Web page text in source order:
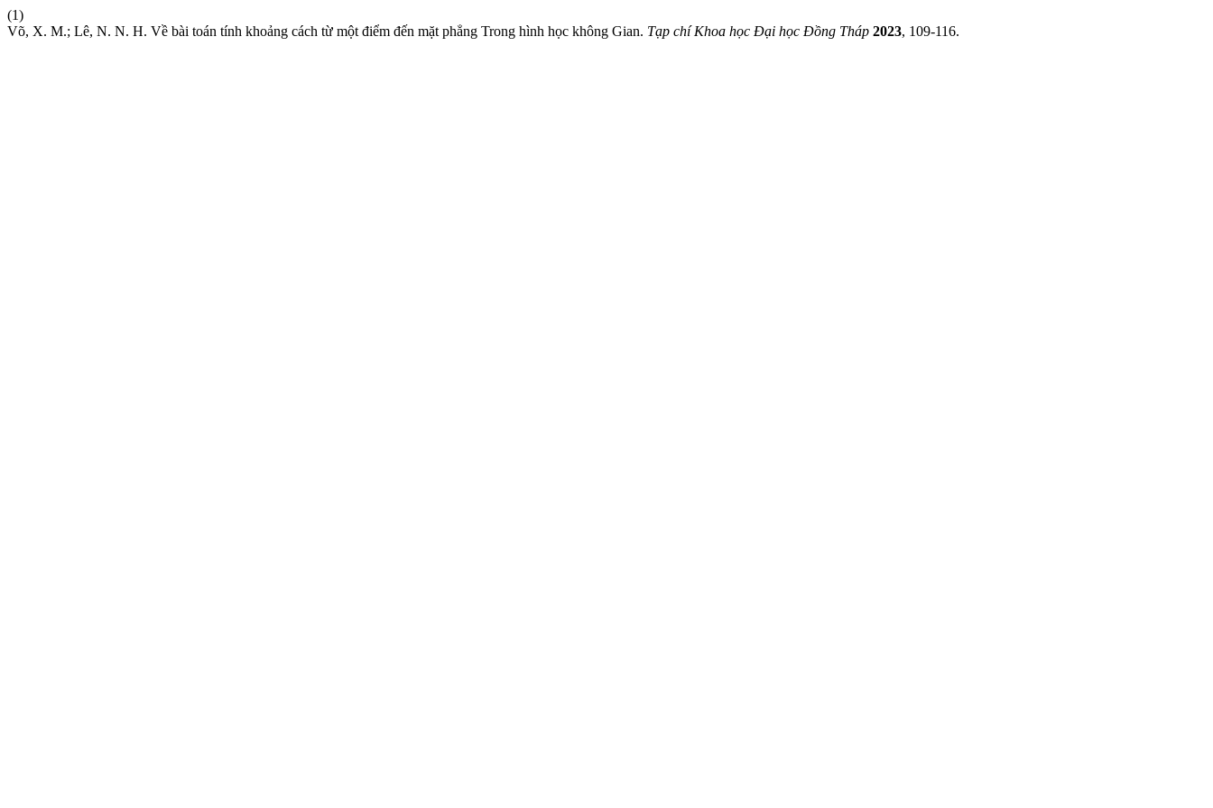
(1)
Võ, X. M.; Lê, N. N. H. Về bài toán tính khoảng cách từ một điểm đến mặt phẳng Trong hình học không Gian. Tạp chí Khoa học Đại học Đồng Tháp 2023, 109-116.